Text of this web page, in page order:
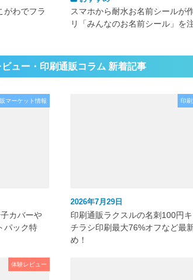
がわでフラ
スマホから耐水お名前シールが
リ「みんなのお名前シール」を
ュー・印刷通販コラム 新着記事
マーケット情報
カバーや
パック特
印
2026年7月29日
印刷通販ラクスルの名刺100円
チラシ印刷最大76%オフなど最
め！
体験レビュー